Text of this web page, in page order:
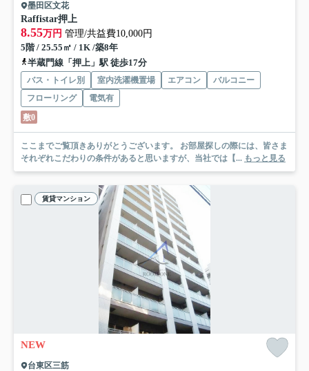
墨田区文花
Raffistar押上
8.55万円 管理/共益費10,000円
5階 / 25.55㎡ / 1K /築8年
半蔵門線「押上」駅 徒歩17分
バス・トイレ別 室内洗濯機置場 エアコン
バルコニー
フローリング
電気有
敷0
ここまでご覧頂きありがとうございます。 お部屋探しの際には、皆さま
それぞれこだわりの条件があると思いますが、当社では【... もっと見る
賃貸マンション
NEW
台東区三筋